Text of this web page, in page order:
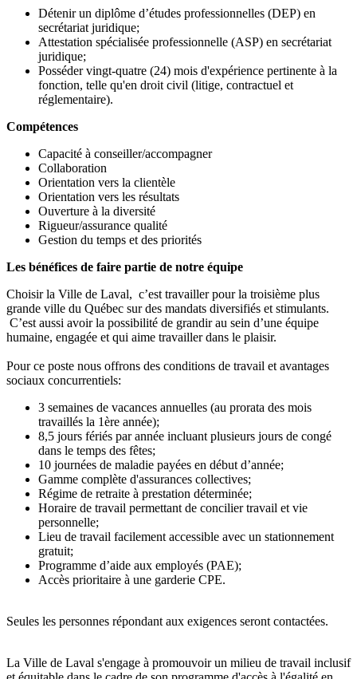
Détenir un diplôme d’études professionnelles (DEP) en
secrétariat juridique;
Attestation spécialisée professionnelle (ASP) en secrétariat
juridique;
Posséder vingt-quatre (24) mois d'expérience pertinente à la
fonction, telle qu'en droit civil (litige, contractuel et
réglementaire).
Compétences
Capacité à conseiller/accompagner
Collaboration
Orientation vers la clientèle
Orientation vers les résultats
Ouverture à la diversité
Rigueur/assurance qualité
Gestion du temps et des priorités
Les bénéfices de faire partie de notre équipe
Choisir la Ville de Laval, c’est travailler pour la troisième plus
grande ville du Québec sur des mandats diversifiés et stimulants.
C’est aussi avoir la possibilité de grandir au sein d’une équipe
humaine, engagée et qui aime travailler dans le plaisir.
Pour ce poste nous offrons des conditions de travail et avantages
sociaux concurrentiels:
3 semaines de vacances annuelles (au prorata des mois
travaillés la 1ère année);
8,5 jours fériés par année incluant plusieurs jours de congé
dans le temps des fêtes;
10 journées de maladie payées en début d’année;
Gamme complète d'assurances collectives;
Régime de retraite à prestation déterminée;
Horaire de travail permettant de concilier travail et vie
personnelle;
Lieu de travail facilement accessible avec un stationnement
gratuit;
Programme d’aide aux employés (PAE);
Accès prioritaire à une garderie CPE.
Seules les personnes répondant aux exigences seront contactées.
La Ville de Laval s'engage à promouvoir un milieu de travail inclusif